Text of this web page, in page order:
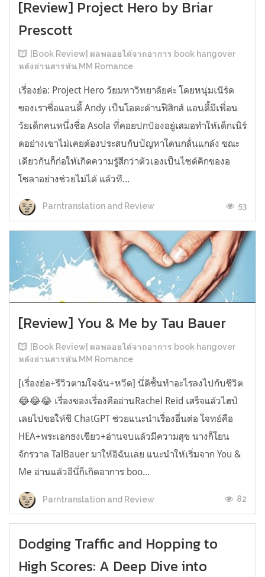
[Review] Project Hero by Briar
Prescott
[Book Review] ผลพลอยได้จากอาการ book hangover
หลังอ่านสารพัน MM Romance
เรื่องย่อ: Project Hero วัยมหาวิทยาลัยค่ะ โดยหนุ่มเนิร์ด
ของเราชื่อแอนดี้ Andy เป็นโอตะด้านฟิสิกส์ แอนดี้มีเพื่อน
วัยเด็กคนหนึ่งชื่อ Asola ที่คอยปกป้องอยู่เสมอทำให้เด็กเนิร์
ดอย่างเขาไม่เคยต้องประสบกับปัญหาโดนกลั่นแกล้ง ขณะ
เดียวกันก็ก่อให้เกิดความรู้สึกว่าตัวเองเป็นไซด์คิกของอ
โซลาอย่างช่วยไม่ได้ แล้วที...
Parntranslation and Review 53
[Review] You & Me by Tau Bauer
[Book Review] ผลพลอยได้จากอาการ book hangover
หลังอ่านสารพัน MM Romance
[เรื่องย่อ+รีวิวตามใจฉัน+หวีด] นี่ดิชั้นทำอะไรลงไปกับชีวิต
😂😂😂 เรื่องของเรื่องคืออ่านRachel Reid เสร็จแล้วไฮป์
เลยไปขอให้ชี ChatGPT ช่วยแนะนำเรื่องอื่นต่อ โจทย์คือ
HEA+พระเอกธงเขียว+อ่านจบแล้วมีความสุข นางก็โยน
จักรวาล TalBauer มาให้อิฉันเลย แนะนำให้เริ่มจาก You &
Me อ่านแล้วอีนี่ก็เกิดอาการ boo...
Parntranslation and Review 82
Dodging Traffic and Hopping to
High Scores: A Deep Dive into